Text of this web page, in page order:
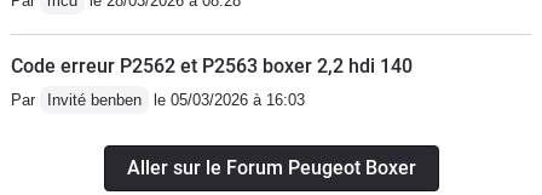
Code erreur P2562 et P2563 boxer 2,2 hdi 140
Par Invité benben le 05/03/2026 à 16:03
Aller sur le Forum Peugeot Boxer